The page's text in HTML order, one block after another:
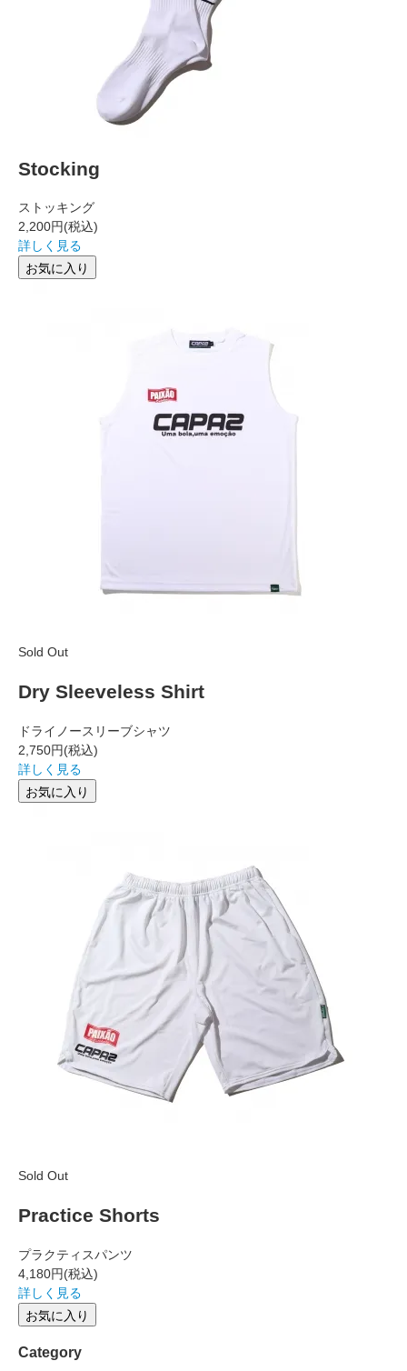
Stocking
ストッキング
2,200円(税込)
詳しく見る
お気に入り
Sold Out
Dry Sleeveless Shirt
ドライノースリーブシャツ
2,750円(税込)
詳しく見る
お気に入り
Sold Out
Practice Shorts
プラクティスパンツ
4,180円(税込)
詳しく見る
お気に入り
Category